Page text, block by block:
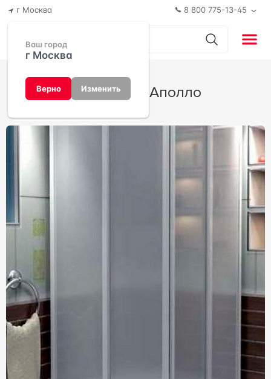
г Москва
Ваш город
г Москва
Верно Изменить
8 800 775-13-45
Коллекция Аполло